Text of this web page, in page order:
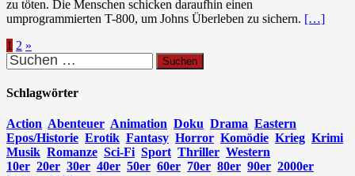
zu töten. Die Menschen schicken daraufhin einen
umprogrammierten T-800, um Johns Überleben zu sichern. […]
Seitennummerierung
der
Beiträge
1 2 »
Suchen
nach:
Schlagwörter
Action Abenteuer Animation Doku Drama Eastern
Epos/Historie Erotik Fantasy Horror Komödie Krieg Krimi
Musik Romanze Sci-Fi Sport Thriller Western
10er 20er 30er 40er 50er 60er 70er 80er 90er 2000er